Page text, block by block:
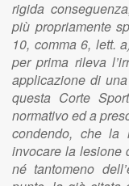
rigida
più propriamente
10, comma 6, lett.
per prima rileva
applicazione di
questa Corte
normativo ed a
condendo, che la
invocare la lesione
né tantomeno